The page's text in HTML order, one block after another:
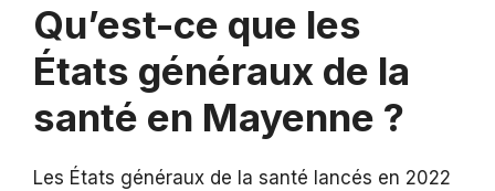
Qu’est-ce que les
États généraux de la
santé en Mayenne ?
Les États généraux de la santé lancés en 2022